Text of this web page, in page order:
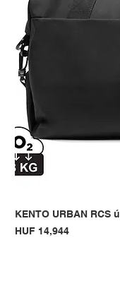
KENTO URBAN
Price
HUF 14,944